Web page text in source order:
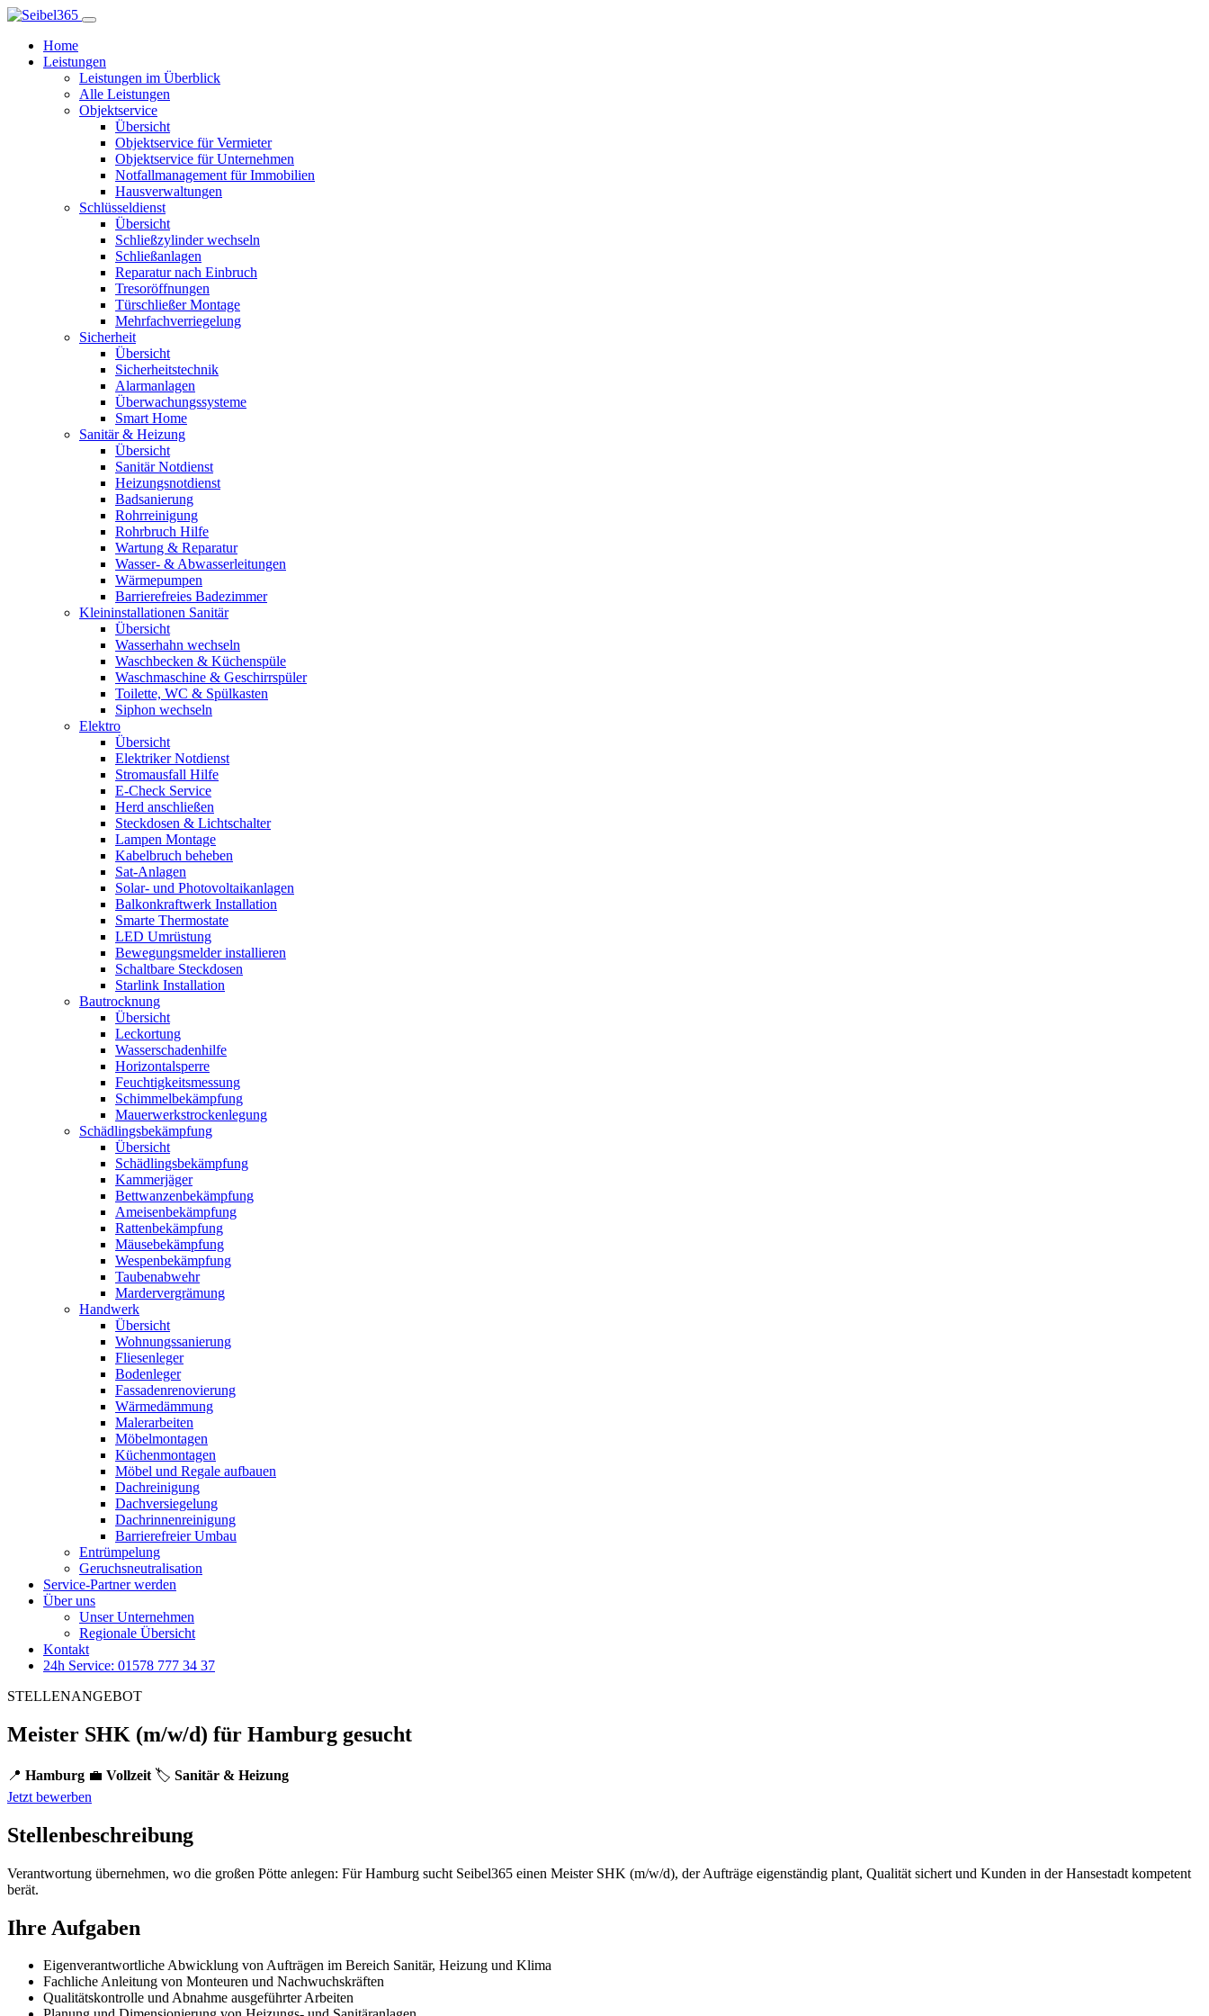
Home
Leistungen
Leistungen im Überblick
Alle Leistungen
Objektservice
Übersicht
Objektservice für Vermieter
Objektservice für Unternehmen
Notfallmanagement für Immobilien
Hausverwaltungen
Schlüsseldienst
Übersicht
Schließzylinder wechseln
Schließanlagen
Reparatur nach Einbruch
Tresoröffnungen
Türschließer Montage
Mehrfachverriegelung
Sicherheit
Übersicht
Sicherheitstechnik
Alarmanlagen
Überwachungssysteme
Smart Home
Sanitär & Heizung
Übersicht
Sanitär Notdienst
Heizungsnotdienst
Badsanierung
Rohrreinigung
Rohrbruch Hilfe
Wartung & Reparatur
Wasser- & Abwasserleitungen
Wärmepumpen
Barrierefreies Badezimmer
Kleininstallationen Sanitär
Übersicht
Wasserhahn wechseln
Waschbecken & Küchenspüle
Waschmaschine & Geschirrspüler
Toilette, WC & Spülkasten
Siphon wechseln
Elektro
Übersicht
Elektriker Notdienst
Stromausfall Hilfe
E-Check Service
Herd anschließen
Steckdosen & Lichtschalter
Lampen Montage
Kabelbruch beheben
Sat-Anlagen
Solar- und Photovoltaikanlagen
Balkonkraftwerk Installation
Smarte Thermostate
LED Umrüstung
Bewegungsmelder installieren
Schaltbare Steckdosen
Starlink Installation
Bautrocknung
Übersicht
Leckortung
Wasserschadenhilfe
Horizontalsperre
Feuchtigkeitsmessung
Schimmelbekämpfung
Mauerwerkstrockenlegung
Schädlingsbekämpfung
Übersicht
Schädlingsbekämpfung
Kammerjäger
Bettwanzenbekämpfung
Ameisenbekämpfung
Rattenbekämpfung
Mäusebekämpfung
Wespenbekämpfung
Taubenabwehr
Mardervergrämung
Handwerk
Übersicht
Wohnungssanierung
Fliesenleger
Bodenleger
Fassadenrenovierung
Wärmedämmung
Malerarbeiten
Möbelmontagen
Küchenmontagen
Möbel und Regale aufbauen
Dachreinigung
Dachversiegelung
Dachrinnenreinigung
Barrierefreier Umbau
Entrümpelung
Geruchsneutralisation
Service-Partner werden
Über uns
Unser Unternehmen
Regionale Übersicht
Kontakt
24h Service: 01578 777 34 37
STELLENANGEBOT
Meister SHK (m/w/d) für Hamburg gesucht
📍 Hamburg 💼 Vollzeit 🏷️ Sanitär & Heizung
Jetzt bewerben
Stellenbeschreibung
Verantwortung übernehmen, wo die großen Pötte anlegen: Für Hamburg sucht Seibel365 einen Meister SHK (m/w/d), der Aufträge eigenständig plant, Qualität sichert und Kunden in der Hansestadt kompetent
berät.
Ihre Aufgaben
Eigenverantwortliche Abwicklung von Aufträgen im Bereich Sanitär, Heizung und Klima
Fachliche Anleitung von Monteuren und Nachwuchskräften
Qualitätskontrolle und Abnahme ausgeführter Arbeiten